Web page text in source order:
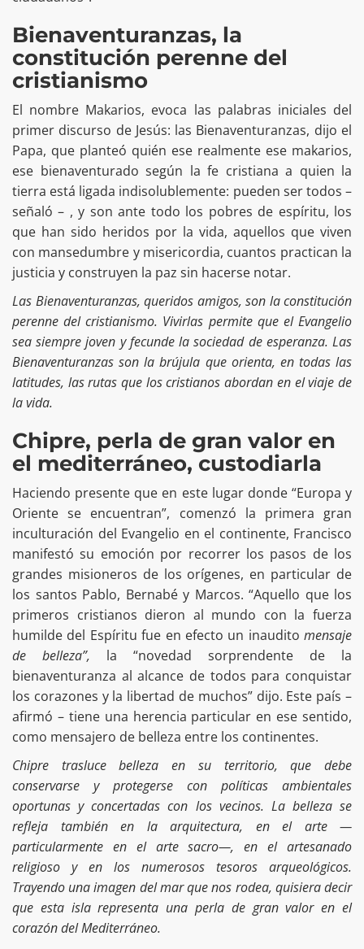
Bienaventuranzas, la
constitución perenne del
cristianismo
El nombre Makarios, evoca las palabras iniciales del
primer discurso de Jesús: las Bienaventuranzas, dijo el
Papa, que planteó quién ese realmente ese makarios,
ese bienaventurado según la fe cristiana a quien la
tierra está ligada indisolublemente: pueden ser todos –
señaló – , y son ante todo los pobres de espíritu, los
que han sido heridos por la vida, aquellos que viven
con mansedumbre y misericordia, cuantos practican la
justicia y construyen la paz sin hacerse notar.
Las Bienaventuranzas, queridos amigos, son la constitución
perenne del cristianismo. Vivirlas permite que el Evangelio
sea siempre joven y fecunde la sociedad de esperanza. Las
Bienaventuranzas son la brújula que orienta, en todas las
latitudes, las rutas que los cristianos abordan en el viaje de
la vida.
Chipre, perla de gran valor en
el mediterráneo, custodiarla
Haciendo presente que en este lugar donde “Europa y
Oriente se encuentran”, comenzó la primera gran
inculturación del Evangelio en el continente, Francisco
manifestó su emoción por recorrer los pasos de los
grandes misioneros de los orígenes, en particular de
los santos Pablo, Bernabé y Marcos. “Aquello que los
primeros cristianos dieron al mundo con la fuerza
humilde del Espíritu fue en efecto un inaudito mensaje
de belleza”, la “novedad sorprendente de la
bienaventuranza al alcance de todos para conquistar
los corazones y la libertad de muchos” dijo. Este país –
afirmó – tiene una herencia particular en ese sentido,
como mensajero de belleza entre los continentes.
Chipre trasluce belleza en su territorio, que debe
conservarse y protegerse con políticas ambientales
oportunas y concertadas con los vecinos. La belleza se
refleja también en la arquitectura, en el arte —
particularmente en el arte sacro—, en el artesanado
religioso y en los numerosos tesoros arqueológicos.
Trayendo una imagen del mar que nos rodea, quisiera decir
que esta isla representa una perla de gran valor en el
corazón del Mediterráneo.